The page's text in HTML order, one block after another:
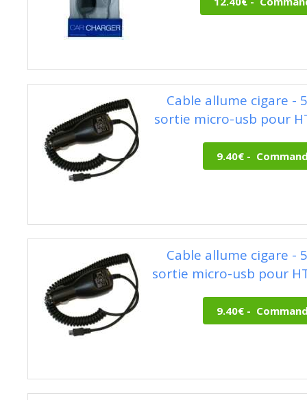
Cable allume cigare -
sortie micro-usb pour
Cable allume cigare -
sortie micro-usb pour